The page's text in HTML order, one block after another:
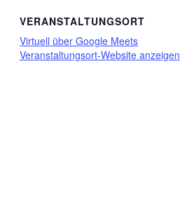
VERANSTALTUNGSORT
Virtuell über Google Meets
Veranstaltungsort-Website anzeigen